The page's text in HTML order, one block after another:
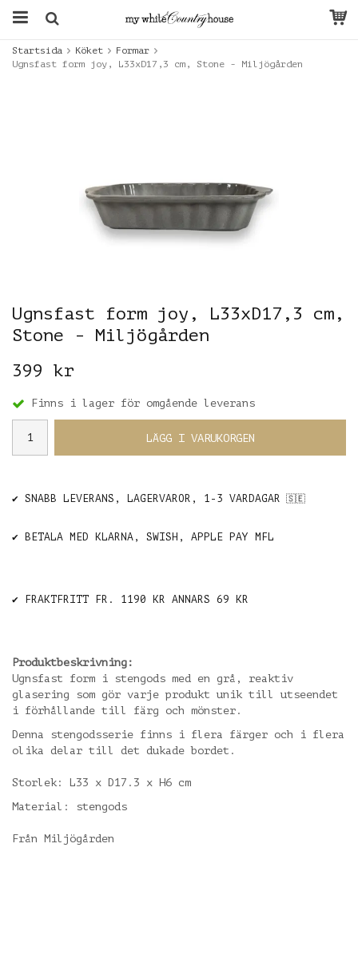
Startsida Köket
Formar
Ugnsfast form joy, L33xD17,3 cm, Stone - Miljögården
Ugnsfast form joy, L33xD17,3 cm,
Stone - Miljögården
399 kr
Finns i lager för omgående leverans
LÄGG I VARUKORGEN
✔️ SNABB LEVERANS, LAGERVAROR, 1-3 VARDAGAR 🇸🇪
✔️ BETALA MED KLARNA, SWISH, APPLE PAY MFL
✔️ FRAKTFRITT FR. 1190 KR ANNARS 69 KR
Produktbeskrivning:
Ugnsfast form i stengods med en grå, reaktiv
glasering som gör varje produkt unik till utseendet
i förhållande till färg och mönster.
Denna stengodsserie finns i flera färger och i flera
olika delar till det dukade bordet.
Storlek: L33 x D17.3 x H6 cm
Material: stengods
Från Miljögården